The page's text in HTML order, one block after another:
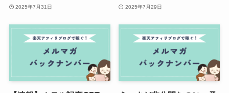
2025年7月31日 2025年7月29日